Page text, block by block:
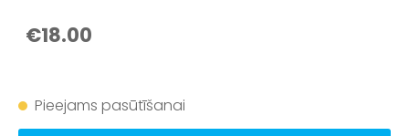
€18.00
Pieejams pasūtīšanai